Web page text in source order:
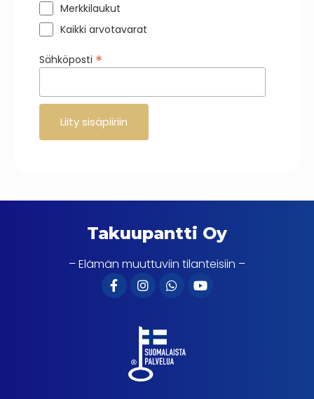
Merkkilaukut
Kaikki arvotavarat
Sähköposti *
Takuupantti Oy
– Elämän muuttuviin tilanteisiin –